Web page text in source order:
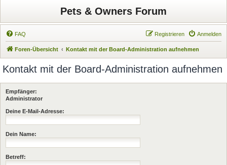
Pets & Owners Forum
FAQ Anmelden
Registrieren
Foren-Übersicht Kontakt mit der Board-Administration aufnehmen
Kontakt mit der Board-Administration aufnehmen
Empfänger:
Administrator
Deine E-Mail-Adresse:
Dein Name:
Betreff: